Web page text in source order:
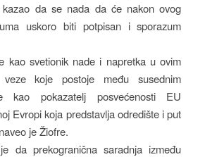
da se nada da će nakon ovog
uskoro biti potpisan i sporazum
kao svetionik nade i napretka u ovim
veze koje postoje među susednim
kao pokazatelj posvećenosti EU
Evropi koja predstavlja odredište i put
je Žiofre.
da prekogranična saradnja između